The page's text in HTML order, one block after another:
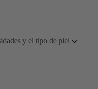
y el tipo de piel